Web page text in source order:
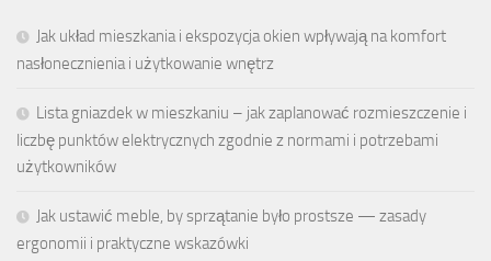
Jak układ mieszkania i ekspozycja okien wpływają na komfort
nasłonecznienia i użytkowanie wnętrz
Lista gniazdek w mieszkaniu – jak zaplanować rozmieszczenie i
liczbę punktów elektrycznych zgodnie z normami i potrzebami
użytkowników
Jak ustawić meble, by sprzątanie było prostsze — zasady
ergonomii i praktyczne wskazówki